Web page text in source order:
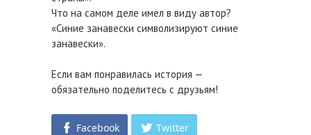
Что на самом деле имел в виду автор?
«Синие занавески символизируют синие
занавески».
Если вам понравилась история —
обязательно поделитесь с друзьям!
Facebook Twitter